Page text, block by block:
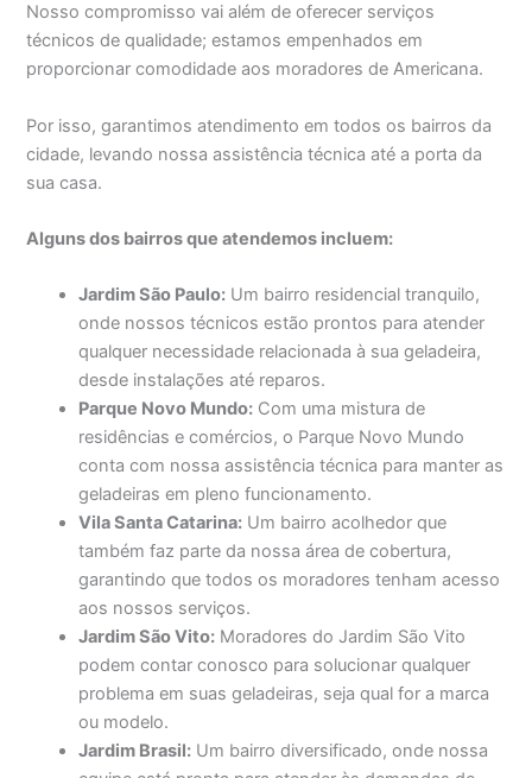
Nosso compromisso vai além de oferecer serviços
técnicos de qualidade; estamos empenhados em
proporcionar comodidade aos moradores de Americana.
Por isso, garantimos atendimento em todos os bairros da
cidade, levando nossa assistência técnica até a porta da
sua casa.
Alguns dos bairros que atendemos incluem:
Jardim São Paulo: Um bairro residencial tranquilo,
onde nossos técnicos estão prontos para atender
qualquer necessidade relacionada à sua geladeira,
desde instalações até reparos.
Parque Novo Mundo: Com uma mistura de
residências e comércios, o Parque Novo Mundo
conta com nossa assistência técnica para manter as
geladeiras em pleno funcionamento.
Vila Santa Catarina: Um bairro acolhedor que
também faz parte da nossa área de cobertura,
garantindo que todos os moradores tenham acesso
aos nossos serviços.
Jardim São Vito: Moradores do Jardim São Vito
podem contar conosco para solucionar qualquer
problema em suas geladeiras, seja qual for a marca
ou modelo.
Jardim Brasil: Um bairro diversificado, onde nossa